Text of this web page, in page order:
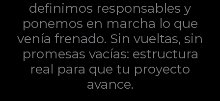
definimos responsables y
ponemos en marcha lo que
venía frenado. Sin vueltas, sin
promesas vacías: estructura
real para que tu proyecto
avance.